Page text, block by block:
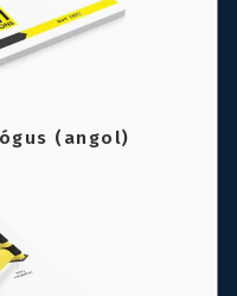
(angol)